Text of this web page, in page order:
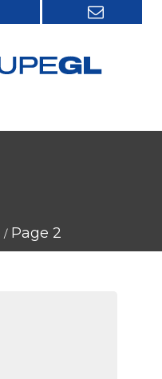
Page 2